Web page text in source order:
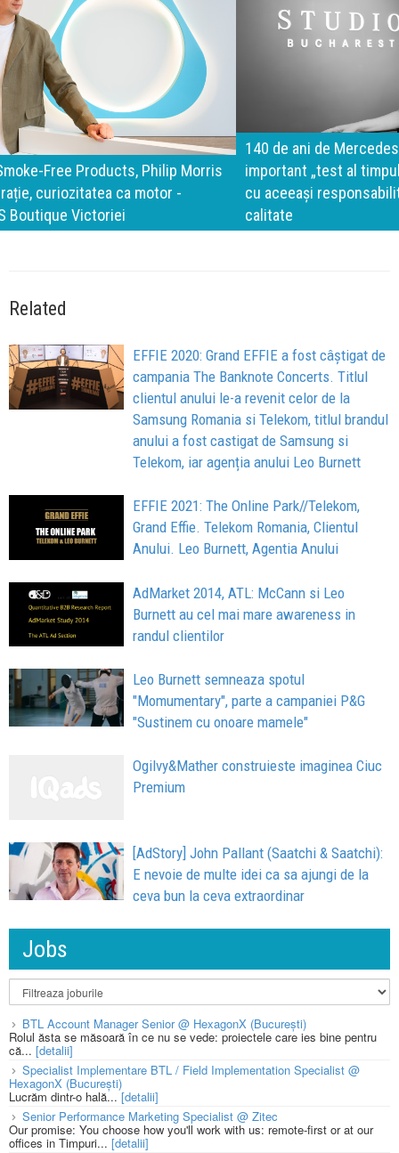
140 de ani de Mercedes-Benz. Ramona Pîrlog: Cel mai
important „test al timpului” este să inovăm constant, dar
cu aceeași responsabilitate față de oameni, siguranță și
calitate
Related
EFFIE 2020: Grand EFFIE a fost câştigat de
campania The Banknote Concerts. Titlul
clientul anului le-a revenit celor de la
Samsung Romania si Telekom, titlul brandul
anului a fost castigat de Samsung si
Telekom, iar agenția anului Leo Burnett
EFFIE 2021: The Online Park//Telekom,
Grand Effie. Telekom Romania, Clientul
Anului. Leo Burnett, Agentia Anului
AdMarket 2014, ATL: McCann si Leo
Burnett au cel mai mare awareness in
randul clientilor
Leo Burnett semneaza spotul
"Momumentary", parte a campaniei P&G
"Sustinem cu onoare mamele"
Ogilvy&Mather construieste imaginea Ciuc
Premium
[AdStory] John Pallant (Saatchi & Saatchi):
E nevoie de multe idei ca sa ajungi de la
ceva bun la ceva extraordinar
Jobs
BTL Account Manager Senior @ HexagonX (București)
Rolul ăsta se măsoară în ce nu se vede: proiectele care ies bine pentru
că... [detalii]
Specialist Implementare BTL / Field Implementation Specialist @
HexagonX (București)
Lucrăm dintr-o hală... [detalii]
Senior Performance Marketing Specialist @ Zitec
Our promise: You choose how you'll work with us: remote-first or at our
offices in Timpuri... [detalii]